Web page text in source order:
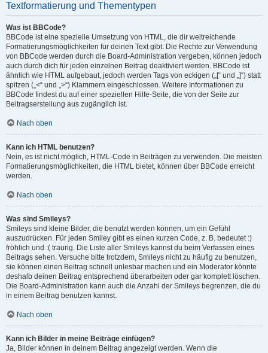
Textformatierung und Thementypen
Was ist BBCode?
BBCode ist eine spezielle Umsetzung von HTML, die dir weitreichende
Formatierungsmöglichkeiten für deinen Text gibt. Die Rechte zur Verwendung
von BBCode werden durch die Board-Administration vergeben, können jedoch
auch durch dich für jeden einzelnen Beitrag deaktiviert werden. BBCode ist
ähnlich wie HTML aufgebaut, jedoch werden Tags von eckigen („[“ und „]“) statt
spitzen („<“ und „>“) Klammern eingeschlossen. Weitere Informationen zu
BBCode findest du auf einer speziellen Hilfe-Seite, die von der Seite zur
Beitragserstellung aus zugänglich ist.
Nach oben
Kann ich HTML benutzen?
Nein, es ist nicht möglich, HTML-Code in Beiträgen zu verwenden. Die meisten
Formatierungsmöglichkeiten, die HTML bietet, können über BBCode erreicht
werden.
Nach oben
Was sind Smileys?
Smileys sind kleine Bilder, die benutzt werden können, um ein Gefühl
auszudrücken. Für jeden Smiley gibt es einen kurzen Code, z. B. bedeutet :)
fröhlich und :( traurig. Die Liste aller Smileys kannst du beim Verfassen eines
Beitrags sehen. Versuche bitte trotzdem, Smileys nicht zu häufig zu benutzen,
sie können einen Beitrag schnell unlesbar machen und ein Moderator könnte
deshalb deinen Beitrag entsprechend überarbeiten oder gar komplett löschen.
Die Board-Administration kann auch die Anzahl der Smileys begrenzen, die du
in einem Beitrag benutzen kannst.
Nach oben
Kann ich Bilder in meine Beiträge einfügen?
Ja, Bilder können in deinem Beitrag angezeigt werden. Wenn die